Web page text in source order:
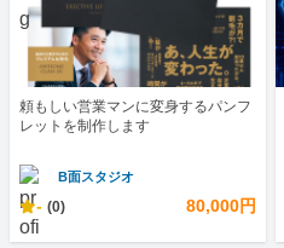
頼もしい営業マンに変身するパンフ
レットを制作します
B面スタジオ
- (0) 80,000円